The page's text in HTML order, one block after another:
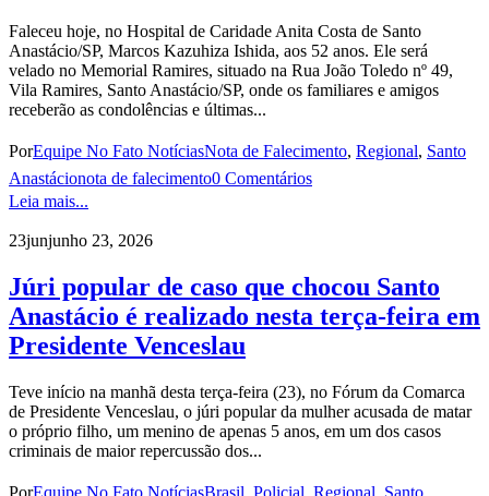
Faleceu hoje, no Hospital de Caridade Anita Costa de Santo
Anastácio/SP, Marcos Kazuhiza Ishida, aos 52 anos. Ele será
velado no Memorial Ramires, situado na Rua João Toledo nº 49,
Vila Ramires, Santo Anastácio/SP, onde os familiares e amigos
receberão as condolências e últimas...
PorEquipe No Fato NotíciasNota de Falecimento, Regional, Santo
Anastácionota de falecimento0 Comentários
Leia mais...
23junjunho 23, 2026
Júri popular de caso que chocou Santo
Anastácio é realizado nesta terça-feira em
Presidente Venceslau
Teve início na manhã desta terça-feira (23), no Fórum da Comarca
de Presidente Venceslau, o júri popular da mulher acusada de matar
o próprio filho, um menino de apenas 5 anos, em um dos casos
criminais de maior repercussão dos...
PorEquipe No Fato NotíciasBrasil Policial Regional Santo